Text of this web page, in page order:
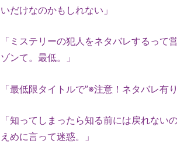
いだけなのかもしれない」
「ミステリーの犯人をネタバレするっ
ゾンて。最低。」
「最低限タイトルで”※注意！ネタバレ有
「知ってしまったら知る前には戻れな
えめに言って迷惑。」